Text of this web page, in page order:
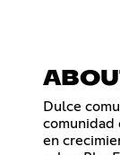
Dulce
comunidad
en